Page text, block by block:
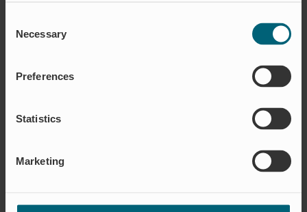
Selection
Necessary
Preferences
Statistics
Marketing